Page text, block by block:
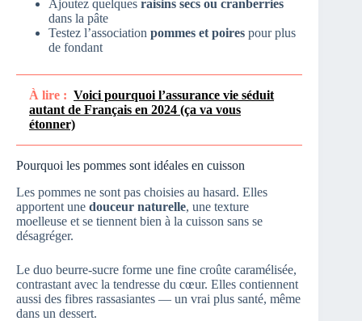
Ajoutez quelques raisins secs ou cranberries
dans la pâte
Testez l’association pommes et poires pour plus
de fondant
À lire : Voici pourquoi l’assurance vie séduit
autant de Français en 2024 (ça va vous
étonner)
Pourquoi les pommes sont idéales en cuisson
Les pommes ne sont pas choisies au hasard. Elles
apportent une douceur naturelle, une texture
moelleuse et se tiennent bien à la cuisson sans se
désagréger.
Le duo beurre-sucre forme une fine croûte caramélisée,
contrastant avec la tendresse du cœur. Elles contiennent
aussi des fibres rassasiantes — un vrai plus santé, même
dans un dessert.